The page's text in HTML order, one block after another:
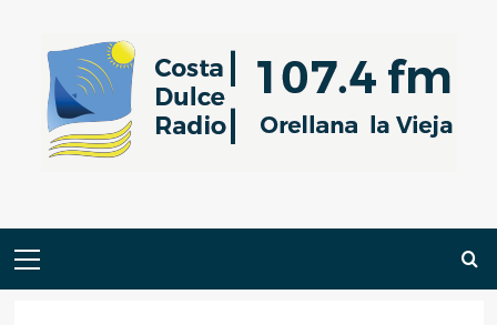
contenido
Menú